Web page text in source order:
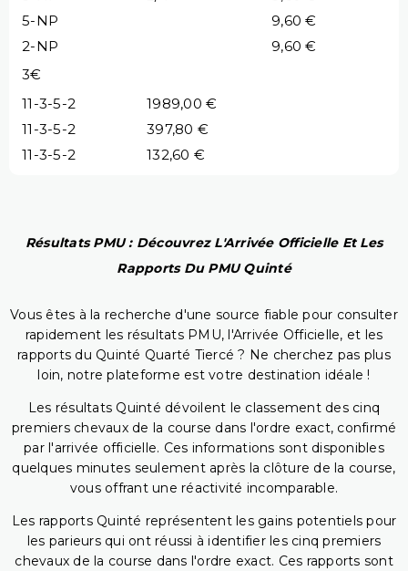
5-NP
9,60 €
2-NP
9,60 €
3€
11-3-5-2
1989,00 €
11-3-5-2
397,80 €
11-3-5-2
132,60 €
Résultats PMU : Découvrez L'Arrivée Officielle Et Les
Rapports Du PMU Quinté
Vous êtes à la recherche d'une source fiable pour consulter
rapidement les résultats PMU, l'Arrivée Officielle, et les
rapports du Quinté Quarté Tiercé ? Ne cherchez pas plus
loin, notre plateforme est votre destination idéale !
Les résultats Quinté dévoilent le classement des cinq
premiers chevaux de la course dans l'ordre exact, confirmé
par l'arrivée officielle. Ces informations sont disponibles
quelques minutes seulement après la clôture de la course,
vous offrant une réactivité incomparable.
Les rapports Quinté représentent les gains potentiels pour
les parieurs qui ont réussi à identifier les cinq premiers
chevaux de la course dans l'ordre exact. Ces rapports sont